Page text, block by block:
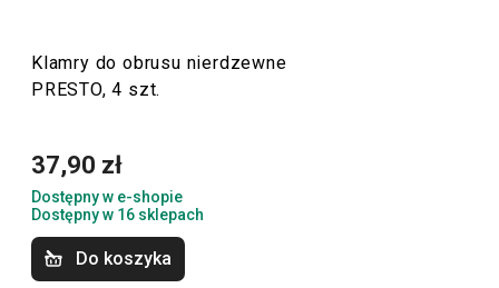
Przybory i akcesoria kuchenne
Gotowanie
Krojenie
Klamry do obrusu nierdzewne
PRESTO, 4 szt.
37,90 zł
Dostępny w e-shopie
Dostępny w 16 sklepach
Do koszyka